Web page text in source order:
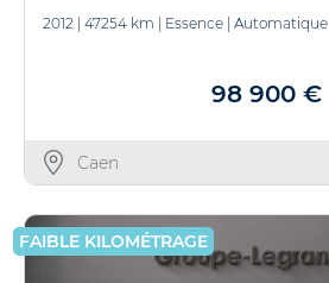
2012 | 47254 km | Essence | Automatique
98 900 €
Caen
FAIBLE KILOMÉTRAGE